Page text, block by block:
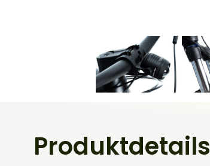
Produktdetails